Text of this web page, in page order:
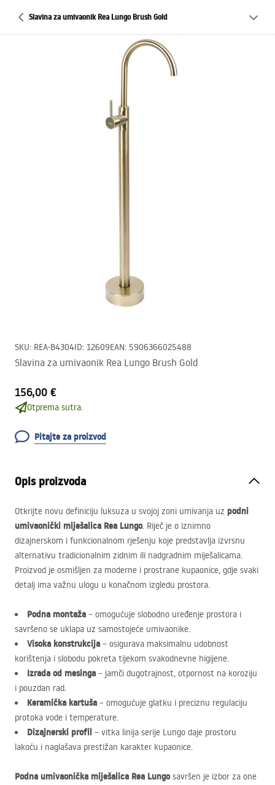
Slavina za umivaonik Rea Lungo Brush Gold
SKU: REA-B4304ID: 12609EAN: 5906366025488
Slavina za umivaonik Rea Lungo Brush Gold
156,00 €
Otprema sutra.
Pitajte za proizvod
Opis proizvoda
Otkrijte novu definiciju luksuza u svojoj zoni umivanja uz podni
umivaonički miješalica Rea Lungo. Riječ je o iznimno
dizajnerskom i funkcionalnom rješenju koje predstavlja izvrsnu
alternativu tradicionalnim zidnim ili nadgradnim miješalicama.
Proizvod je osmišljen za moderne i prostrane kupaonice, gdje svaki
detalj ima važnu ulogu u konačnom izgledu prostora.
Podna montaža – omogućuje slobodno uređenje prostora i
savršeno se uklapa uz samostojeće umivaonike.
Visoka konstrukcija – osigurava maksimalnu udobnost
korištenja i slobodu pokreta tijekom svakodnevne higijene.
Izrada od mesinga – jamči dugotrajnost, otpornost na koroziju
i pouzdan rad.
Keramička kartuša – omogućuje glatku i preciznu regulaciju
protoka vode i temperature.
Dizajnerski profil – vitka linija serije Lungo daje prostoru
lakoću i naglašava prestižan karakter kupaonice.
Podna umivaonička miješalica Rea Lungosavršen je izbor za one